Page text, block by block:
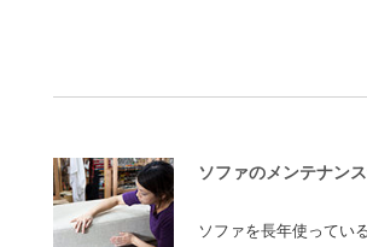
ソファのメンテナン
ソファを長年使ってい